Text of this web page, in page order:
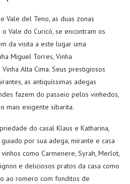
Vale del Teno, as duas zonas
Vale do Curicó, se encontram os
da visita a este lugar uma
Miguel Torres, Vinha
Alta Cima. Seus prestigiosos
as antiquíssimas adegas
fazem do passeio pelos vinhedos,
mais exigente sibarita.
do casal Klaus e Katharina,
por sua adega, mirante e casa
como Carmenere, Syrah, Merlot,
e deliciosos pratos da casa como
ao romero com fonditos de